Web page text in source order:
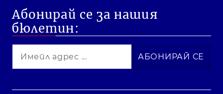
Абонирай се за нашия
бюлетин: